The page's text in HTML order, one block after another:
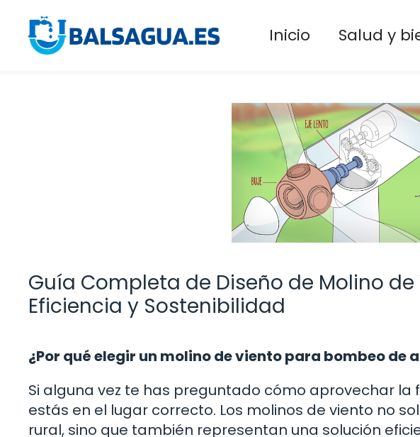
contenido
Inicio Salud y
Guía Completa de Diseño de Molino
Eficiencia y Sostenibilidad
¿Por qué elegir un molino de viento para bombeo de
Si alguna vez te has preguntado cómo aprovechar
estás en el lugar correcto. Los molinos de viento no
rural, sino que también representan una solución